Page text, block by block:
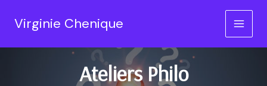
Virginie Chenique
MAIN
Ateliers Philo